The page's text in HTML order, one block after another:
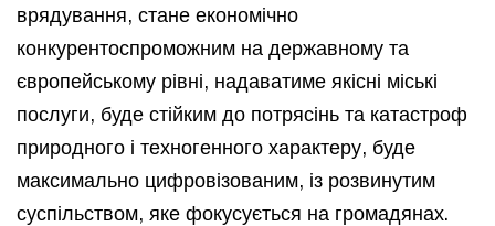
врядування, стане економічно
конкурентоспроможним на державному та
європейському рівні, надаватиме якісні міські
послуги, буде стійким до потрясінь та катастроф
природного і техногенного характеру, буде
максимально цифровізованим, із розвинутим
суспільством, яке фокусується на громадянах.